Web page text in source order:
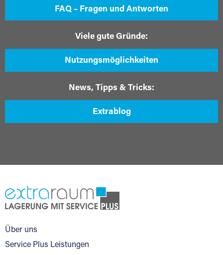
FAQ – Fragen und Antworten
Viele gute Gründe:
Nutzungsmöglichkeiten
News, Tipps & Tricks:
Extrablog
Über uns
Service Plus Leistungen